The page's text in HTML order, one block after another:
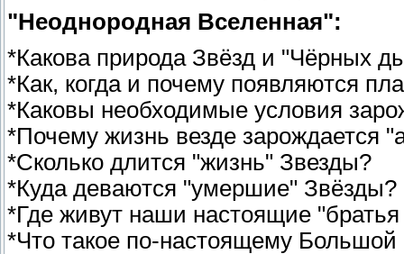
"Неоднородная Вселенная":
*Какова природа Звёзд и "Чёрных
*Как, когда и почему появляются
*Каковы необходимые условия
*Почему жизнь везде зарождается
*Сколько длится "жизнь" Звезды?
*Куда деваются "умершие" Звёзды?
*Где живут наши настоящие
*Что такое по-настоящему Большой